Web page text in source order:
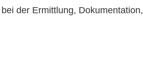
der Ermittlung, Dokumentation,